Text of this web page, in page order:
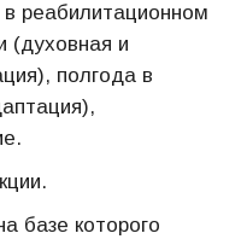
реабилитационном
(духовная и
полгода в
базе которого